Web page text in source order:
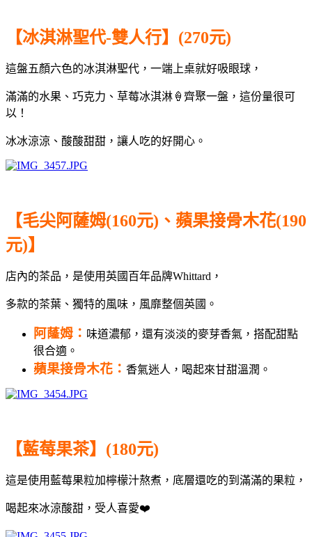
【冰淇淋聖代-雙人行】(270元)
這盤五顏六色的冰淇淋聖代，一端上桌就好吸眼球，
滿滿的水果、巧克力、草莓冰淇淋🍦齊聚一盤，這份量很可
以！
冰冰涼涼、酸酸甜甜，讓人吃的好開心。
【毛尖阿薩姆(160元)、 蘋果接骨木花(190
元)】
店內的茶品，是使用英國百年品牌Whittard，
多款的茶葉、獨特的風味，風靡整個英國。
阿蕯姆： 味道濃郁，還有淡淡的麥芽香氣，搭配甜點
很合適。
蘋果接骨木花： 香氣迷人，喝起來甘甜溫潤。
【藍莓果茶】(180元)
這是使用藍莓果粒加檸檬汁熬煮，底層還吃的到滿滿的果粒，
喝起來冰涼酸甜，受人喜愛❤️